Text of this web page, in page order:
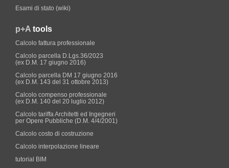
Esami di stato (wiki)
p+A tools
Calcolo fattura professionale
Calcolo parcella D.Lgs.36/2023
(ex D.M. 17 giugno 2016)
Calcolo parcella DM 17 giugno 2016
(ex D.M. 143 del 31 ottobre 2013)
Calcolo compenso professionale
(ex D.M. 140 del 20 luglio 2012)
Calcolo tariffa Architetti ed Ingegneri
per Opere Pubbliche (D.M. 4/4/2001)
Calcolo costo di costruzione
Calcolo interpolazione lineare
tutorial BIM